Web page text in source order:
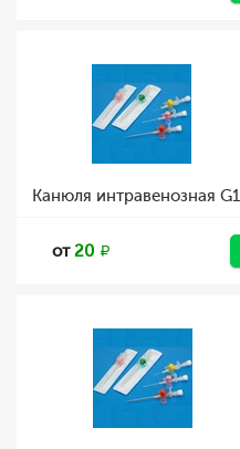
Канюля интравенозная
от20